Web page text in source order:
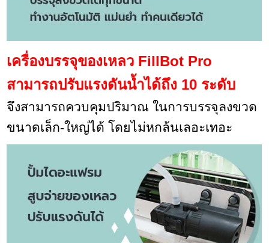
เครื่องบรรจุของเหลว FillBot Pro
สามารถปรับแรงดันน้ำได้ถึง 10 ระดับ
จึงสามารถควบคุมปริมาณ ในการบรรจุลงขวด
ขนาดเล็ก-ใหญ่ได้ โดยไม่หกล้นเลอะเทอะ